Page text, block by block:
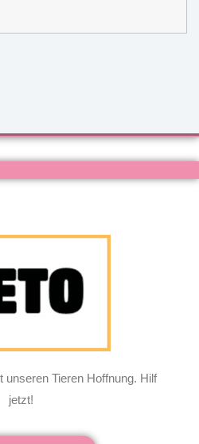
unseren Tieren Hoffnung. Hilf
jetzt!